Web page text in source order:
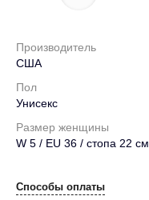
Производитель
США
Пол
Унисекс
Размер женщины
W 5 / EU 36 / стопа 22 см
Способы оплаты